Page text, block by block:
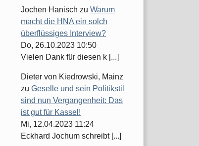
Jochen Hanisch zu Warum
macht die HNA ein solch
überflüssiges Interview?
Do, 26.10.2023 10:50
Vielen Dank für diesen k [...]
Dieter von Kiedrowski, Mainz
zu Geselle und sein Politikstil
sind nun Vergangenheit: Das
ist gut für Kassel!
Mi, 12.04.2023 11:24
Eckhard Jochum schreibt [...]